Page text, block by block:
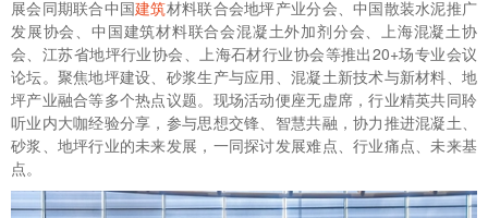
展会同期联合中国建筑材料联合会地坪产业分会、中国散装水泥推广
发展协会、中国建筑材料联合会混凝土外加剂分会、上海混凝土协
会、江苏省地坪行业协会、上海石材行业协会等推出20+场专业会议
论坛。聚焦地坪建设、砂浆生产与应用、混凝土新技术与新材料、地
坪产业融合等多个热点议题。现场活动便座无虚席，行业精英共同聆
听业内大咖经验分享，参与思想交锋、智慧共融，协力推进混凝土、
砂浆、地坪行业的未来发展，一同探讨发展难点、行业痛点、未来基
点。